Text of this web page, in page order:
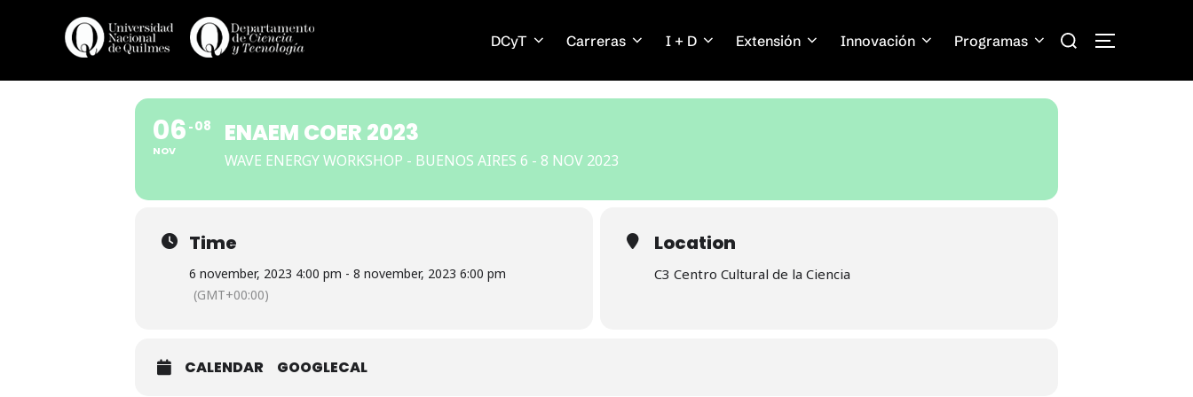
DCyT Carreras I + D Extensión Innovación Programas
for:
06
NOV
08 ENAEM COER 2023
WAVE ENERGY WORKSHOP - BUENOS AIRES 6 - 8 NOV 2023
Time
6 november, 2023 4:00 pm - 8 november, 2023 6:00 pm
(GMT+00:00)
Location
C3 Centro Cultural de la Ciencia
CALENDAR GOOGLECAL